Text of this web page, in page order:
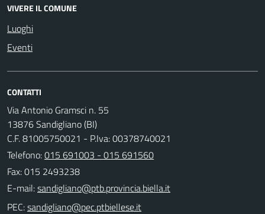
VIVERE IL COMUNE
Luoghi
Eventi
CONTATTI
Via Antonio Gramsci n. 55
13876 Sandigliano (BI)
C.F. 81005750021 - P.Iva: 00378740021
Telefono:015 691003 - 015 691560
Fax: 015 2493238
E-mail:
PEC: